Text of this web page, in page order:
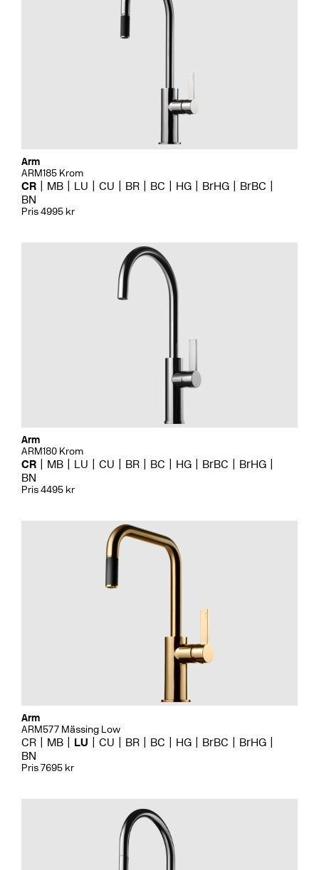
Arm
ARM185 Krom
CR MB LU CU BR BC HG BrHG
BrBC
BN
Pris 4995 kr
Arm
ARM180 Krom
CR MB LU CU BR BC HG BrBC
BrHG
BN
Pris 4495 kr
Arm
ARM577 Mässing Low
CR MB LU CU BR BC HG BrBC
BrHG
BN
Pris 7695 kr